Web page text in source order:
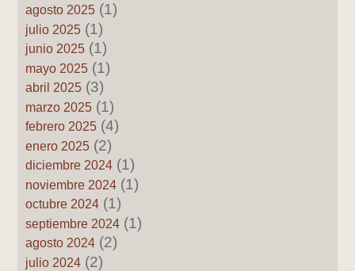
agosto 2025 (1)
julio 2025 (1)
junio 2025 (1)
mayo 2025 (1)
abril 2025 (3)
marzo 2025 (1)
febrero 2025 (4)
enero 2025 (2)
diciembre 2024 (1)
noviembre 2024 (1)
octubre 2024 (1)
septiembre 2024 (1)
agosto 2024 (2)
julio 2024 (2)